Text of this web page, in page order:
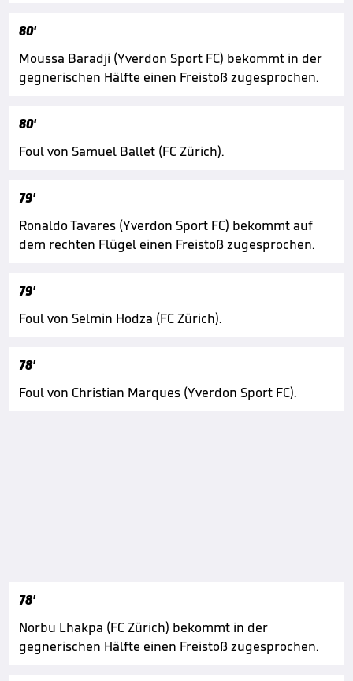
80'
Moussa Baradji (Yverdon Sport FC) bekommt in der
gegnerischen Hälfte einen Freistoß zugesprochen.
80'
Foul von Samuel Ballet (FC Zürich).
79'
Ronaldo Tavares (Yverdon Sport FC) bekommt auf
dem rechten Flügel einen Freistoß zugesprochen.
79'
Foul von Selmin Hodza (FC Zürich).
78'
Foul von Christian Marques (Yverdon Sport FC).
78'
Norbu Lhakpa (FC Zürich) bekommt in der
gegnerischen Hälfte einen Freistoß zugesprochen.